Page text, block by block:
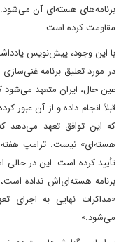
برنامه‌های هسته‌ای آن می‌شود.
مقاومت کرده است.
با این وجود، پیش‌نویس
در مورد تعلیق برنامه
عین حال، ایران متعهد می‌شود
قبلاً انجام داده و از آن
که این توافق تعهد می‌دهد
هسته‌ای» نیست. ترامپ هفته
تأیید کرده است. این در حالی
برنامه هسته‌ای‌اش نداده است،
«مذاکرات نهایی به اجرای
می‌شود.»